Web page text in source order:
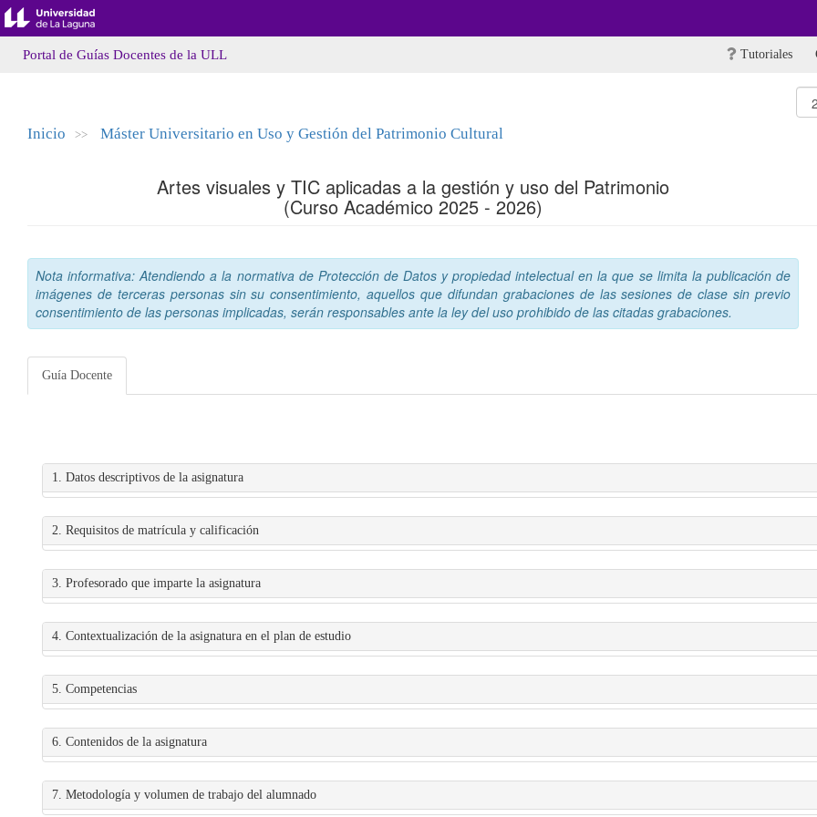
Portal de Guías Docentes de la ULL Tutoriales
Inicio >> Máster Universitario en Uso y Gestión del Patrimonio Cultural
Artes visuales y TIC aplicadas a la gestión y uso del Patrimonio
(Curso Académico 2025 - 2026)
Nota informativa: Atendiendo a la normativa de Protección de Datos y propiedad intelectual en la que se limita la publicación de
imágenes de terceras personas sin su consentimiento, aquellos que difundan grabaciones de las sesiones de clase sin previo
consentimiento de las personas implicadas, serán responsables ante la ley del uso prohibido de las citadas grabaciones.
Guía Docente
1. Datos descriptivos de la asignatura
2. Requisitos de matrícula y calificación
3. Profesorado que imparte la asignatura
4. Contextualización de la asignatura en el plan de estudio
5. Competencias
6. Contenidos de la asignatura
7. Metodología y volumen de trabajo del alumnado